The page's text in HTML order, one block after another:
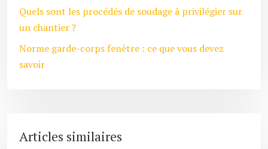
Quels sont les procédés de soudage à privilégier sur
un chantier ?
Norme garde-corps fenêtre : ce que vous devez
savoir
Articles similaires